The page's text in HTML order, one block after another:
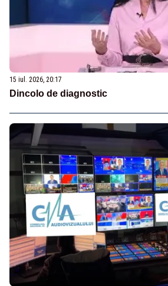
15 iul. 2026, 20:17
Dincolo de diagnostic